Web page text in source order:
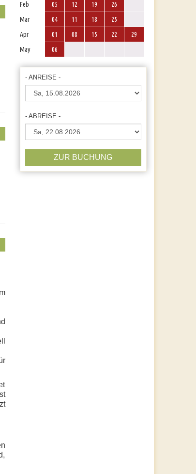
Feb
05 12 19
26
Mar
04 11 18
25
Apr
01 08 15 22
29
May
06
- ANREISE -
- ABREISE -
ZUR BUCHUNG